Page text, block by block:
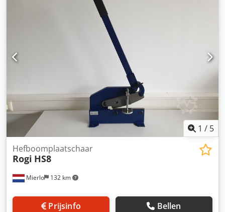
1 / 5
Mierlo 132 km
Hefboomplaatschaar
Rogi HS8
Prijsinfo Bellen